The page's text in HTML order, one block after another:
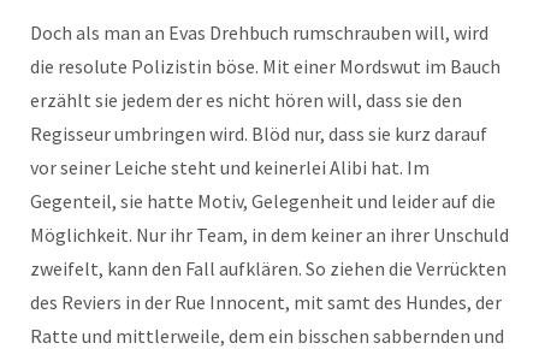
Doch als man an Evas Drehbuch rumschrauben will, wird
die resolute Polizistin böse. Mit einer Mordswut im Bauch
erzählt sie jedem der es nicht hören will, dass sie den
Regisseur umbringen wird. Blöd nur, dass sie kurz darauf
vor seiner Leiche steht und keinerlei Alibi hat. Im
Gegenteil, sie hatte Motiv, Gelegenheit und leider auf die
Möglichkeit. Nur ihr Team, in dem keiner an ihrer Unschuld
zweifelt, kann den Fall aufklären. So ziehen die Verrückten
des Reviers in der Rue Innocent, mit samt des Hundes, der
Ratte und mittlerweile, dem ein bisschen sabbernden und